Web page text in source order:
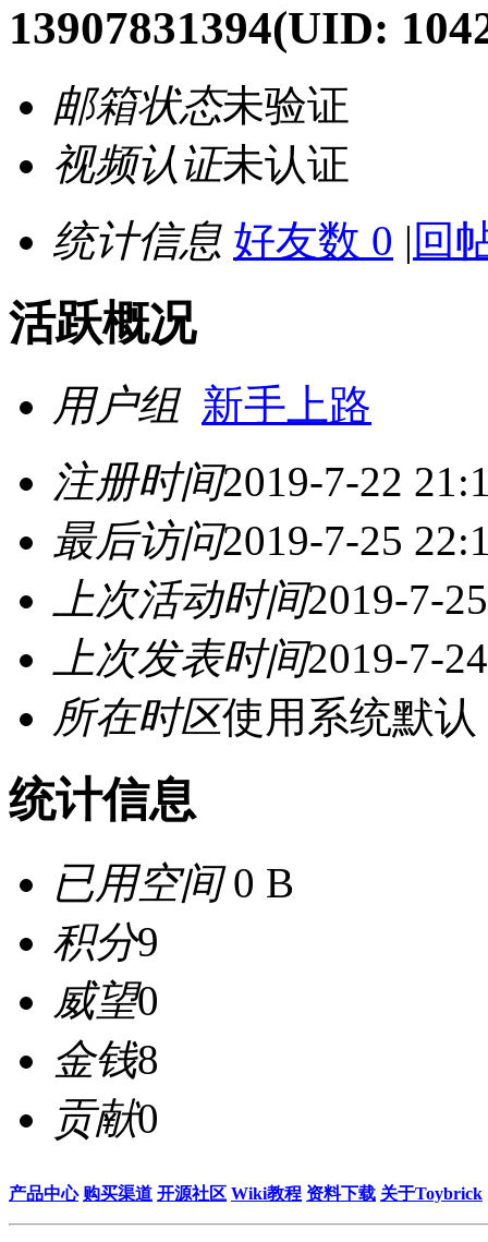
13907831394(UID:
邮箱状态未验证
视频认证未认证
统计信息 好友数 0 | 回
活跃概况
用户组 新手上路
注册时间2019-7-22
最后访问2019-7-25
上次活动时间2019-7-
上次发表时间2019-7-
所在时区使用系统默认
统计信息
已用空间0 B
积分9
威望0
金钱8
贡献0
产品中心 购买渠道 开源社区 Wiki教程 资料下载 关于Toybrick